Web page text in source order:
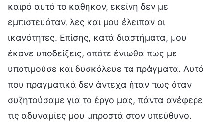
καιρό αυτό το καθήκον, εκείνη δεν με
εμπιστευόταν, λες και μου έλειπαν οι
ικανότητες. Επίσης, κατά διαστήματα, μου
έκανε υποδείξεις, οπότε ένιωθα πως με
υποτιμούσε και δυσκόλευε τα πράγματα. Αυτό
που πραγματικά δεν άντεχα ήταν πως όταν
συζητούσαμε για το έργο μας, πάντα ανέφερε
τις αδυναμίες μου μπροστά στον υπεύθυνο.